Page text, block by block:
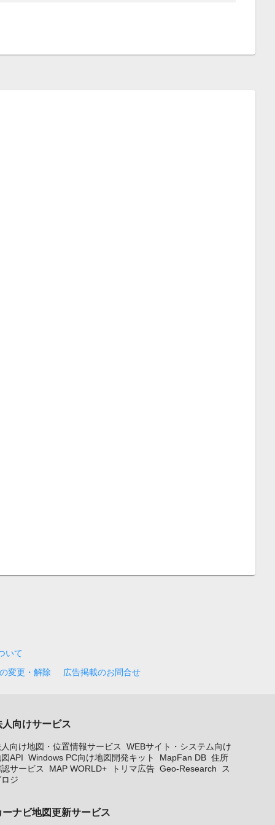
いて
変更・解除 広告掲載のお問合せ
人向けサービス
向け地図・位置情報サービス
WEBサイト・システム向け
API Windows PC向け地図開発キット MapFan DB 住所
サービス
MAP WORLD+ トリマ広告 Geo-Research
ス
ジ
ーナビ地図更新サービス